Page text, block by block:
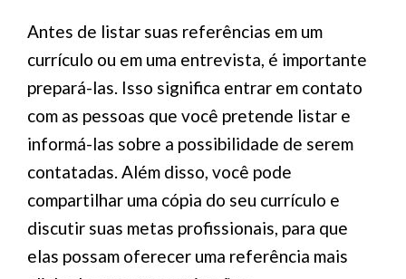
Antes de listar suas referências em um
currículo ou em uma entrevista, é importante
prepará-las. Isso significa entrar em contato
com as pessoas que você pretende listar e
informá-las sobre a possibilidade de serem
contatadas. Além disso, você pode
compartilhar uma cópia do seu currículo e
discutir suas metas profissionais, para que
elas possam oferecer uma referência mais